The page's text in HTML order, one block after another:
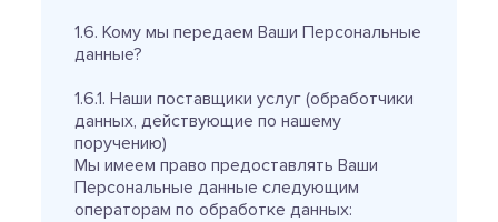
1.6. Кому мы передаем Ваши Персональные
данные?
1.6.1. Наши поставщики услуг (обработчики
данных, действующие по нашему
поручению)
Мы имеем право предоставлять Ваши
Персональные данные следующим
операторам по обработке данных: